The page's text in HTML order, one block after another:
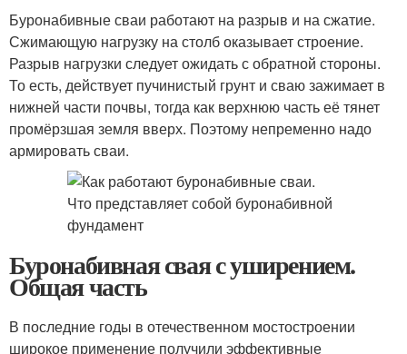
Буронабивные сваи работают на разрыв и на сжатие.
Сжимающую нагрузку на столб оказывает строение.
Разрыв нагрузки следует ожидать с обратной стороны.
То есть, действует пучинистый грунт и сваю зажимает в
нижней части почвы, тогда как верхнюю часть её тянет
промёрзшая земля вверх. Поэтому непременно надо
армировать сваи.
Буронабивная свая с уширением.
Общая часть
В последние годы в отечественном мостостроении
широкое применение получили эффективные